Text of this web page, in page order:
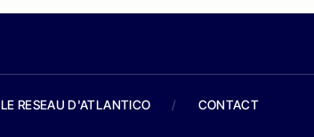
LE RESEAU D'ATLANTICO / CONTACT